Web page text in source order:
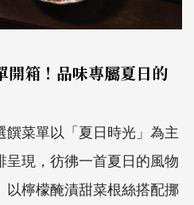
開箱！品味專屬夏日的
菜單以「夏日時光」為主
現，彷彿一首夏日的風物
檸檬醃漬甜菜根絲搭配挪